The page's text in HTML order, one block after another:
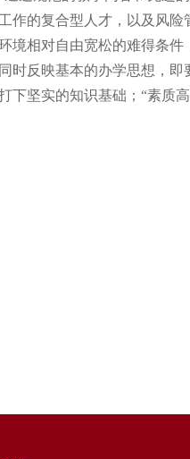
作的复合型人才，以及风
境相对自由宽松的难得条
时反映基本的办学思想，
下坚实的知识基础；“素质